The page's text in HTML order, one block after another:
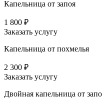
Капельница от запоя
1 800 ₽
Заказать услугу
Капельница от похмелья
2 300 ₽
Заказать услугу
Двойная капельница от